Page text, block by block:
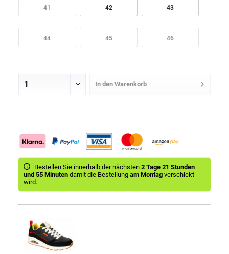
41 42 43
44 45 46
In den Warenkorb
Bestellen Sie innerhalb der nächsten 2 Tage 21 Stunden
und 55 Minuten damit die Bestellung am Montag verschickt
wird.